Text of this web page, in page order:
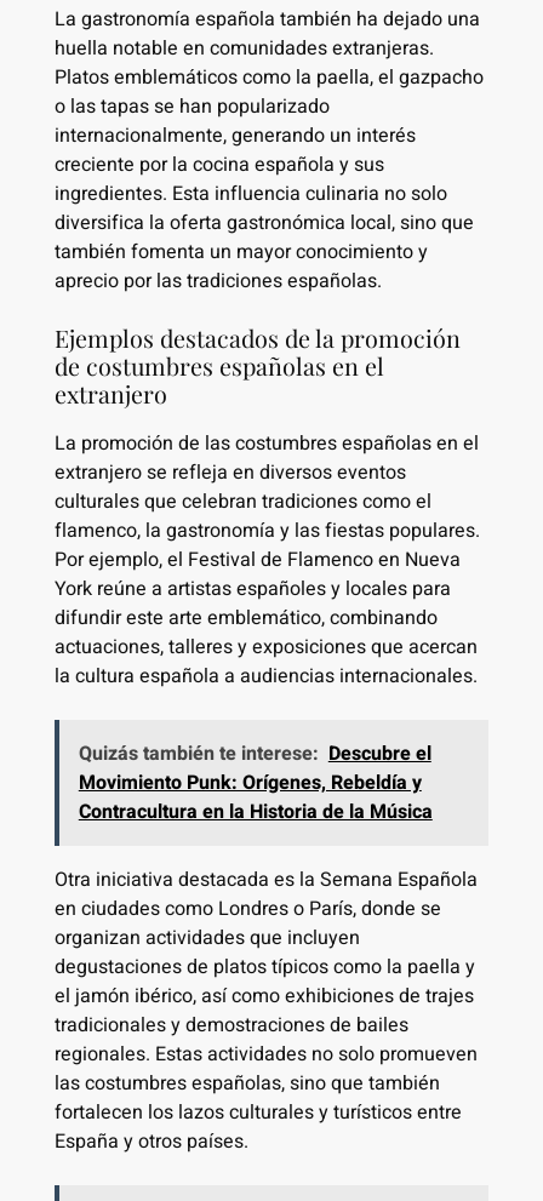
La gastronomía española también ha dejado una
huella notable en comunidades extranjeras.
Platos emblemáticos como la paella, el gazpacho
o las tapas se han popularizado
internacionalmente, generando un interés
creciente por la cocina española y sus
ingredientes. Esta influencia culinaria no solo
diversifica la oferta gastronómica local, sino que
también fomenta un mayor conocimiento y
aprecio por las tradiciones españolas.
Ejemplos destacados de la promoción
de costumbres españolas en el
extranjero
La promoción de las costumbres españolas en el
extranjero se refleja en diversos eventos
culturales que celebran tradiciones como el
flamenco, la gastronomía y las fiestas populares.
Por ejemplo, el Festival de Flamenco en Nueva
York reúne a artistas españoles y locales para
difundir este arte emblemático, combinando
actuaciones, talleres y exposiciones que acercan
la cultura española a audiencias internacionales.
Quizás también te interese: Descubre el
Movimiento Punk: Orígenes, Rebeldía y
Contracultura en la Historia de la Música
Otra iniciativa destacada es la Semana Española
en ciudades como Londres o París, donde se
organizan actividades que incluyen
degustaciones de platos típicos como la paella y
el jamón ibérico, así como exhibiciones de trajes
tradicionales y demostraciones de bailes
regionales. Estas actividades no solo promueven
las costumbres españolas, sino que también
fortalecen los lazos culturales y turísticos entre
España y otros países.